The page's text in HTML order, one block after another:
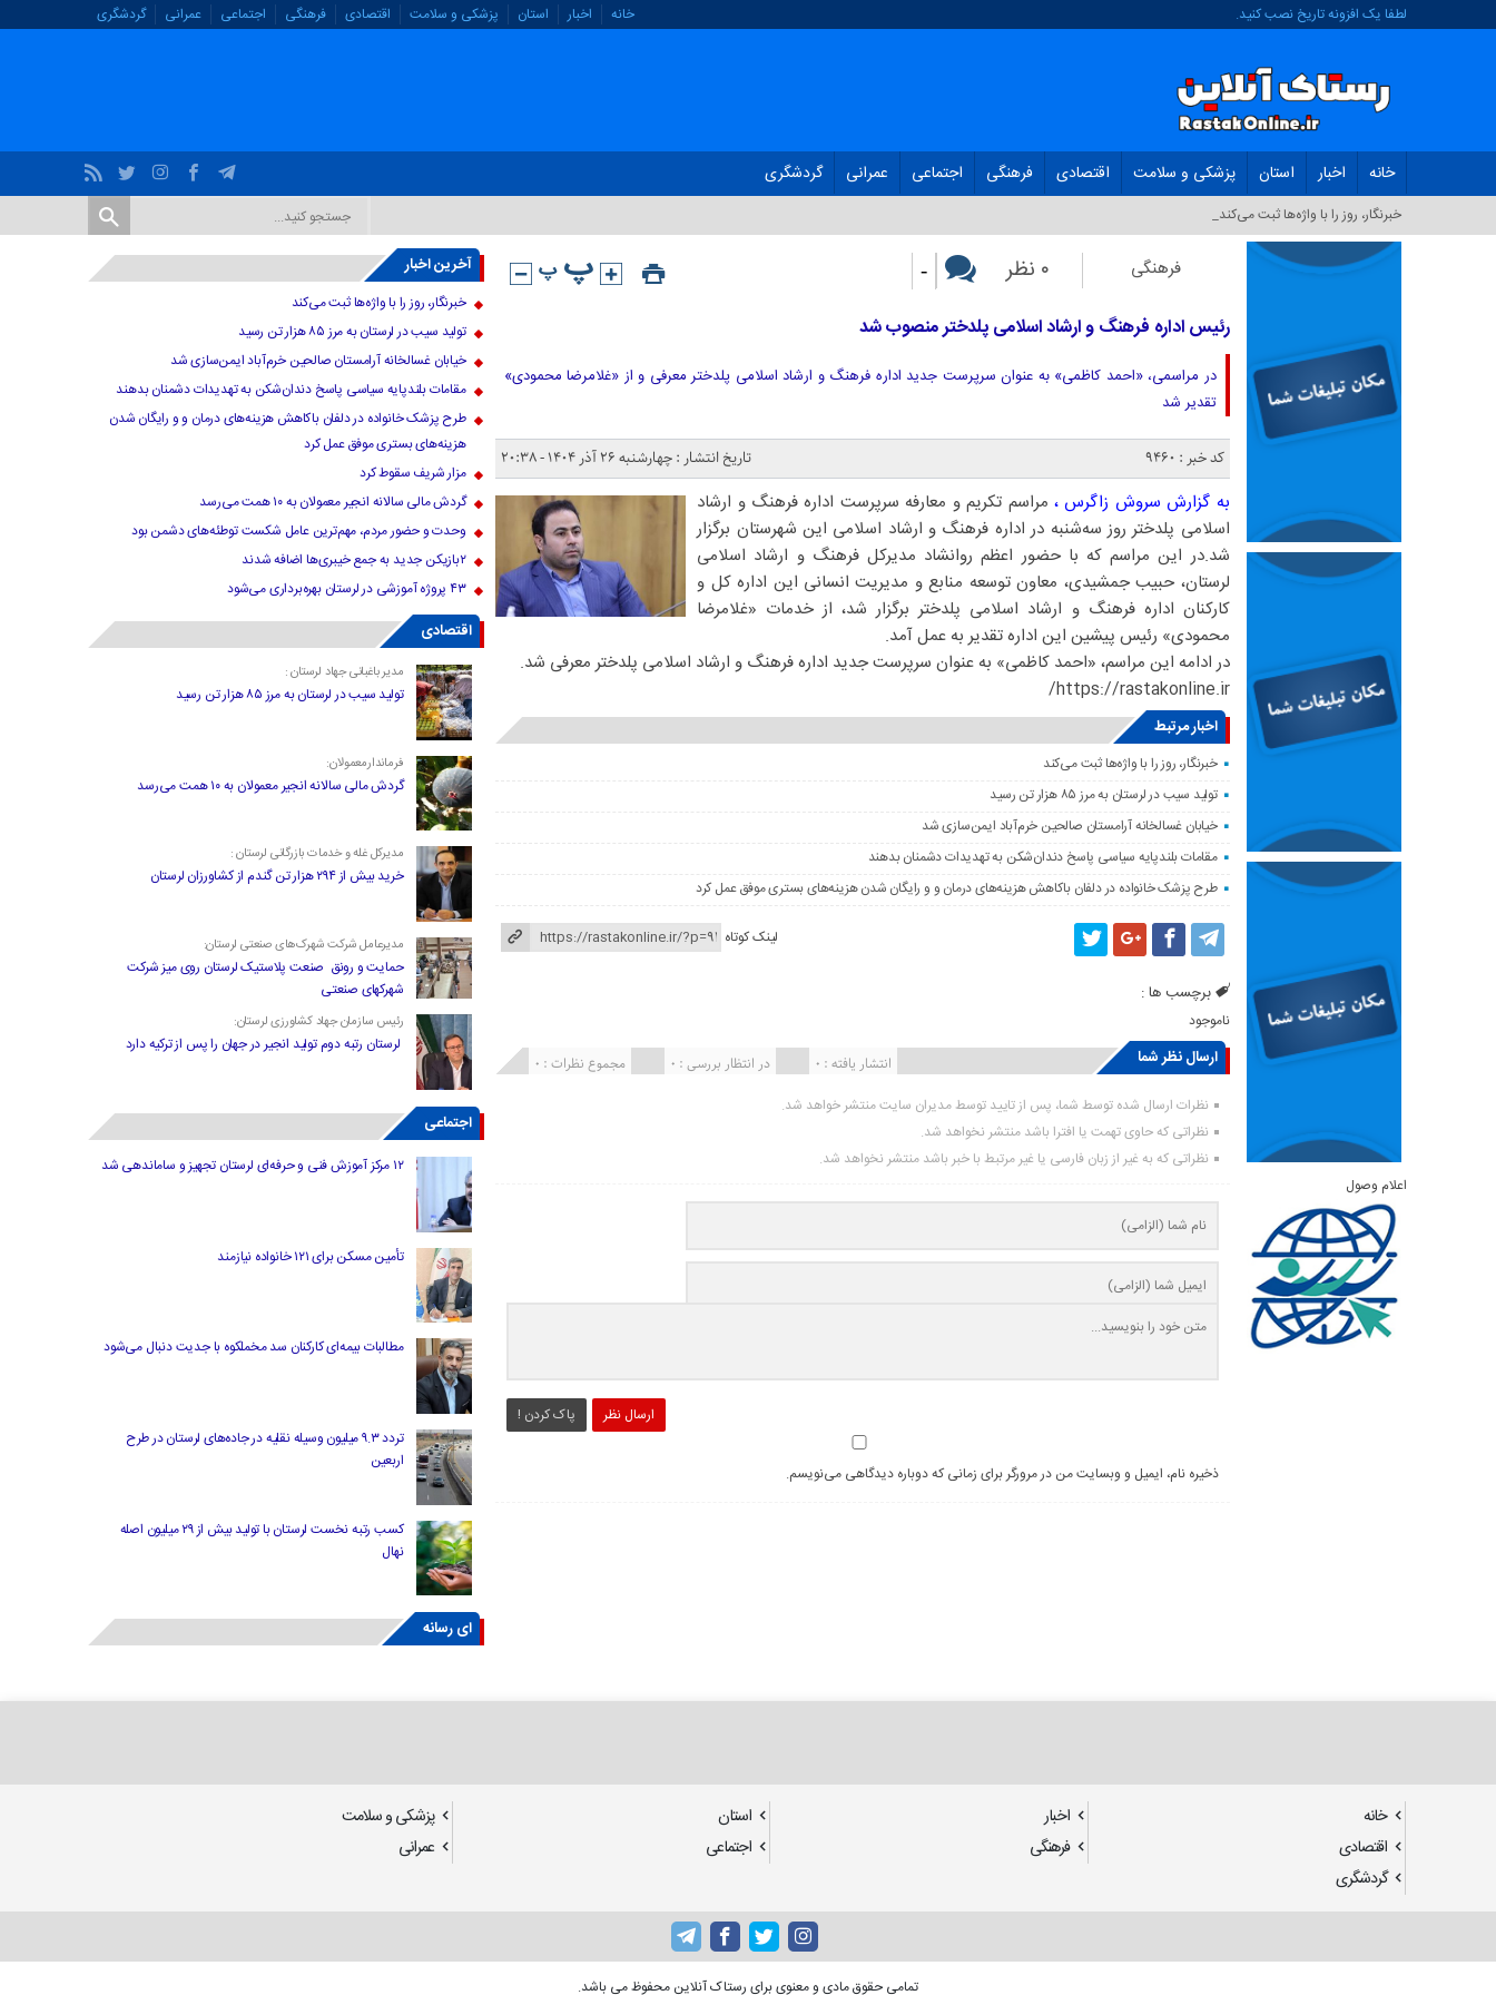
لطفا یک افزونه تاریخ نصب کنید. خانه اخبار استان پزشکی و سلامت اقتصادی فرهنگی اجتماعی عمرانی گردشگری
خانه اخبار استان پزشکی و سلامت اقتصادی فرهنگی اجتماعی عمرانی گردشگری
تولی_
فرهنگی ۰ نظر -
رئیس اداره فرهنگ و ارشاد اسلامی پلدختر منصوب شد
در مراسمی، «احمد کاظمی» به عنوان سرپرست جدید اداره فرهنگ و ارشاد اسلامی پلدختر معرفی و از «غلامرضا محمودی»
تقدیر شد
کد خبر : 9460 تاریخ انتشار : چهارشنبه ۲۶ آذر ۱۴۰۴ - ۲۰:۳۸
به گزارش سروش زاگرس ، مراسم تکریم و معارفه سرپرست اداره فرهنگ و ارشاد
اسلامی پلدختر روز سه‌شنبه در اداره فرهنگ و ارشاد اسلامی این شهرستان برگزار
شد.در این مراسم که با حضور اعظم روانشاد مدیرکل فرهنگ و ارشاد اسلامی
لرستان، حبیب جمشیدی، معاون توسعه منابع و مدیریت انسانی این اداره کل و
کارکنان اداره فرهنگ و ارشاد اسلامی پلدختر برگزار شد، از خدمات «غلامرضا
محمودی» رئیس پیشین این اداره تقدیر به عمل آمد.
در ادامه این مراسم، «احمد کاظمی» به عنوان سرپرست جدید اداره فرهنگ و ارشاد اسلامی پلدختر معرفی شد.
https://rastakonline.ir/
اخبار مرتبط
خبرنگار، روز را با واژه‌ها ثبت می‌کند
تولید سیب در لرستان به مرز ۸۵ هزار تن رسید
خیابان غسالخانه آرامستان صالحین خرم‌آباد ایمن‌سازی شد
مقامات بلندپایه سیاسی پاسخ دندان‌شکن به تهدیدات دشمنان بدهند
طرح پزشک خانواده در دلفان باکاهش هزینه‌های درمان و و رایگان شدن هزینه‌های بستری موفق عمل کرد
لینک کوتاه
برچسب ها :
ناموجود
ارسال نظر شما مجموع نظرات : 0 در انتظار بررسی : 0 انتشار یافته : ۰
نظرات ارسال شده توسط شما، پس از تایید توسط مدیران سایت منتشر خواهد شد.
نظراتی که حاوی تهمت یا افترا باشد منتشر نخواهد شد.
نظراتی که به غیر از زبان فارسی یا غیر مرتبط با خبر باشد منتشر نخواهد شد.
ارسال نظر پاک کردن !
ذخیره نام، ایمیل و وبسایت من در مرورگر برای زمانی که دوباره دیدگاهی می‌نویسم.
اعلام وصول
آخرین اخبار
خبرنگار، روز را با واژه‌ها ثبت می‌کند
تولید سیب در لرستان به مرز ۸۵ هزار تن رسید
خیابان غسالخانه آرامستان صالحین خرم‌آباد ایمن‌سازی شد
مقامات بلندپایه سیاسی پاسخ دندان‌شکن به تهدیدات دشمنان بدهند
طرح پزشک خانواده در دلفان باکاهش هزینه‌های درمان و و رایگان شدن
هزینه‌های بستری موفق عمل کرد
مزار شریف سقوط کرد
گردش مالی سالانه انجیر معمولان به ۱۰ همت می‌رسد
وحدت و حضور مردم، مهم‌ترین عامل شکست توطئه‌های دشمن بود
۲بازیکن جدید به جمع خیبری‌ها اضافه شدند
۴۳ پروژه آموزشی در لرستان بهره‌برداری می‌شود
اقتصادی
مدیر باغبانی جهاد لرستان :
تولید سیب در لرستان به مرز ۸۵ هزار تن رسید
فرماندارمعمولان:
گردش مالی سالانه انجیر معمولان به ۱۰ همت می‌رسد
مدیرکل غله و خدمات بازرگانی لرستان :
خرید بیش از ۲۹۴ هزار تن گندم از کشاورزان لرستان
مدیرعامل شرکت شهرک‌های صنعتی لرستان:
حمایت و رونق صنعت پلاستیک لرستان روی میز شرکت
شهرکهای صنعتی
رئیس سازمان جهاد کشاورزی لرستان:
لرستان رتبه دوم تولید انجیر در جهان را پس از ترکیه دارد
اجتماعی
۱۲ مرکز آموزش فنی و حرفه‌ای لرستان تجهیز و ساماندهی شد
تأمین مسکن برای ۱۲۱ خانواده نیازمند
مطالبات بیمه‌ای کارکنان سد مخملکوه با جدیت دنبال می‌شود
تردد ۹.۳ میلیون وسیله نقلیه در جاده‌های لرستان در طرح
اربعین
کسب رتبه نخست لرستان با تولید بیش از ۲۹ میلیون اصله
نهال
ای رسانه
خانه اخبار استان
پزشکی و سلامت
اقتصادی
فرهنگی اجتماعی
عمرانی
گردشگری
تمامی حقوق مادی و معنوی برای رستاک آنلاین محفوظ می باشد.